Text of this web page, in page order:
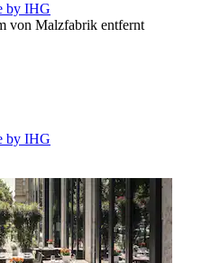
by IHG
von Malzfabrik entfernt
by IHG